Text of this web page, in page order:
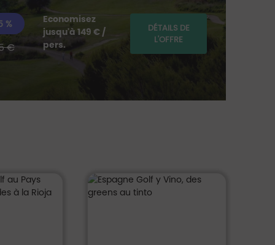
%
€
Economisez
jusqu'à 149 € /
pers.
DÉTAILS DE
L'OFFRE